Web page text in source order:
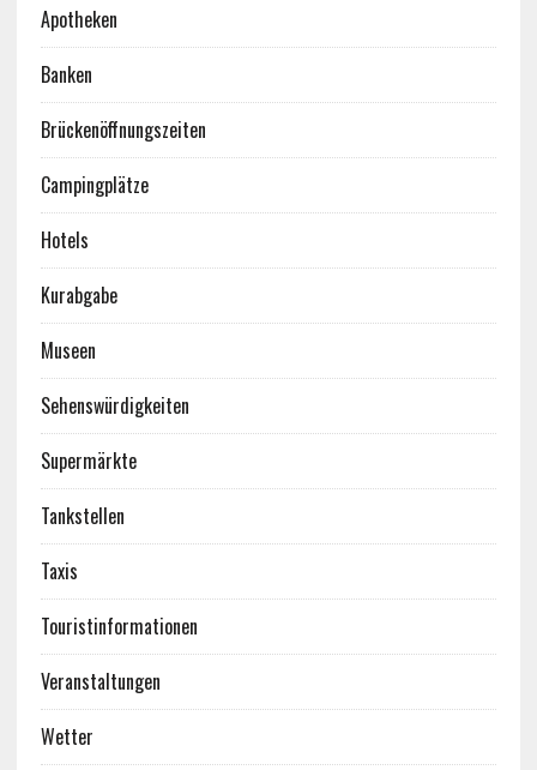
Apotheken
Banken
Brückenöffnungszeiten
Campingplätze
Hotels
Kurabgabe
Museen
Sehenswürdigkeiten
Supermärkte
Tankstellen
Taxis
Touristinformationen
Veranstaltungen
Wetter